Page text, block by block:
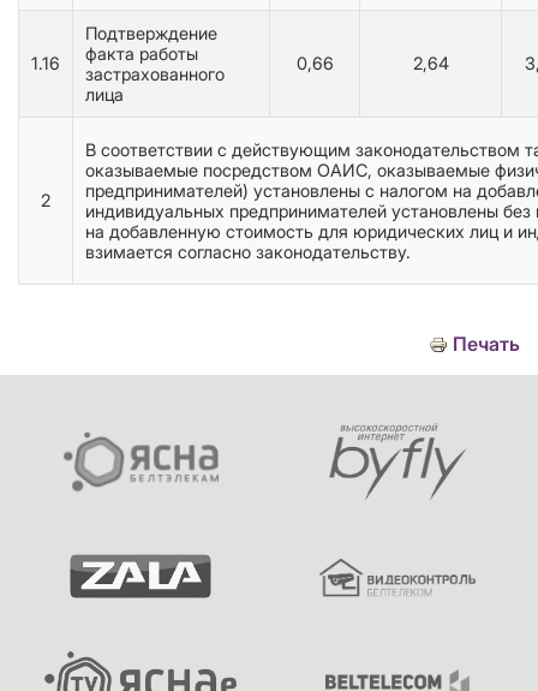
1.16
Подтверждение
факта работы
застрахованного
лица
0,66 2,64
2
В соответствии с действующим законодательством
оказываемые посредством ОАИС, оказываемые
предпринимателей) установлены с налогом на
индивидуальных предпринимателей установлены
на добавленную стоимость для юридических лиц и
взимается согласно законодательству.
Печать